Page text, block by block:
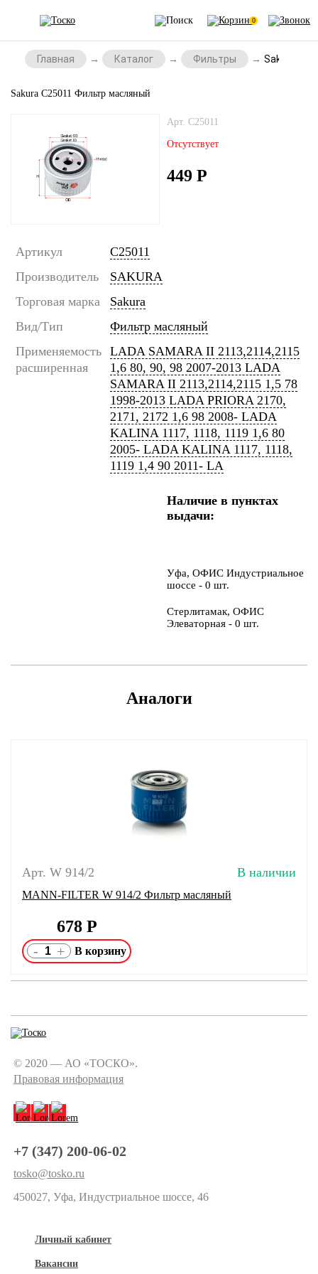
0
Главная Каталог Фильтры Sakura
Sakura C25011 Фильтр масляный
Арт. C25011
Отсутствует
449 Р
Артикул
C25011
Производитель
SAKURA
Торговая марка
Sakura
Вид/Тип
Фильтр масляный
Применяемость
расширенная
LADA SAMARA II 2113,2114,2115
1,6 80, 90, 98 2007-2013 LADA
SAMARA II 2113,2114,2115 1,5 78
1998-2013 LADA PRIORA 2170,
2171, 2172 1,6 98 2008- LADA
KALINA 1117, 1118, 1119 1,6 80
2005- LADA KALINA 1117, 1118,
1119 1,4 90 2011- LA
Наличие в пунктах
выдачи:
Уфа, ОФИС Индустриальное
шоссе - 0 шт.
Стерлитамак, ОФИС
Элеваторная - 0 шт.
Аналоги
Арт. W 914/2 В наличии
MANN-FILTER W 914/2 Фильтр масляный
678 Р
- +
© 2020 — АО «ТОСКО».
Правовая информация
+7 (347) 200-06-02
tosko@tosko.ru
450027, Уфа, Индустриальное шоссе, 46
Личный кабинет
Вакансии